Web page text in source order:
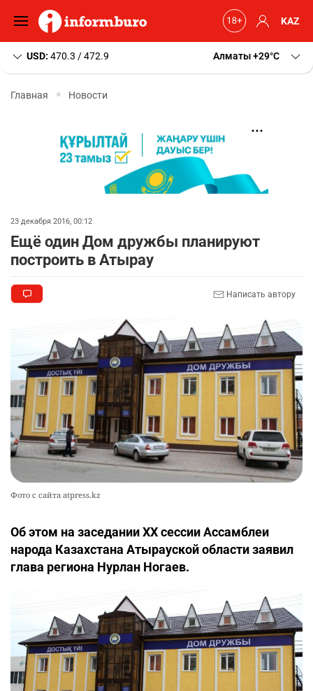
KAZ
USD: 470.3 / 472.9 Алматы+29 C
Главная Новости
23 декабря 2016, 00:12
Ещё один Дом дружбы планируют
построить в Атырау
Написать автору
Фото с сайта atpress.kz
Об этом на заседании XX сессии Ассамблеи
народа Казахстана Атырауской области заявил
глава региона Нурлан Ногаев.